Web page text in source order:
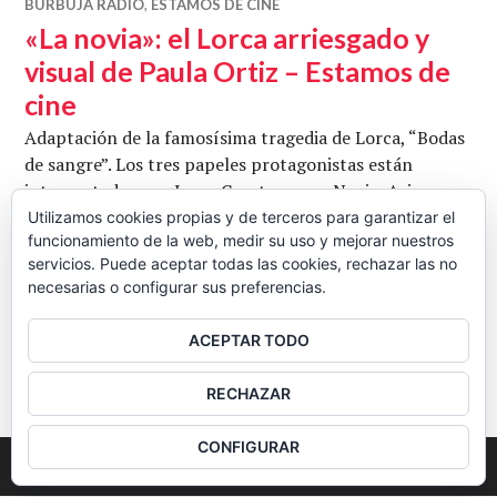
BURBUJA RADIO, ESTAMOS DE CINE
«La novia»: el Lorca arriesgado y
visual de Paula Ortiz – Estamos de
cine
Adaptación de la famosísima tragedia de Lorca, “Bodas
de sangre”. Los tres papeles protagonistas están
interpretados por Inma Cuesta, como Novia, Asier
Etxeandia, como Novio, y Álex García, como Leonardo.
Además, repasamos los estrenos de cartelera.
Seguir leyendo«La novia»: el Lorca arriesgado y
BARRA
LATERAL
2026 Colectivo Burbuja
Utilizamos cookies propias y de terceros para garantizar el
funcionamiento de la web, medir su uso y mejorar nuestros
servicios. Puede aceptar todas las cookies, rechazar las no
necesarias o configurar sus preferencias.
ACEPTAR TODO
RECHAZAR
CONFIGURAR